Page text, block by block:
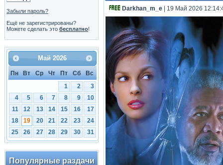
Забыли пароль?
Ещё не зарегистрированы?
Можете сделать это бесплатно!
Май 2026
Пн Вт Ср Чт Пт Сб
Вс
1
2
3
4
5 6 7 8 9
10
11
12 13 14 15 16
17
18
19 20 21 22 23
24
25
26 27 28 29 30 31
Популярные раздачи
Darkhan_m_e | 19 Май 2026